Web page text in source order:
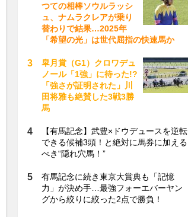
つての相棒ソウルラッシ
ュ、ナムラクレアが乗り
替わりで結果…2025年
「希望の光」は世代屈指の快速馬か
皐月賞（G1）クロワデュ
ノール「1強」に待った!?
「強さが証明された」川
田将雅も絶賛した3戦3勝
馬
【有馬記念】武豊×ドウデュースを逆転
できる候補3頭！と絶対に馬券に加える
べき“隠れ穴馬！”
有馬記念に続き東京大賞典も「記憶
力」が決め手…最強フォーエバーヤン
グから絞りに絞った2点で勝負！